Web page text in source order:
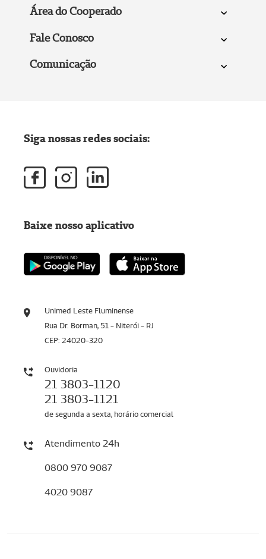
Área do Cooperado
Fale Conosco
Comunicação
Unimed Leste Fluminense
Rua Dr. Borman, 51 - Niterói - RJ
CEP: 24020-320
Ouvidoria
21 3803-1120
21 3803-1121
de segunda a sexta, horário comercial
Atendimento 24h
0800 970 9087
4020 9087
Siga nossas redes sociais:
Baixe nosso aplicativo